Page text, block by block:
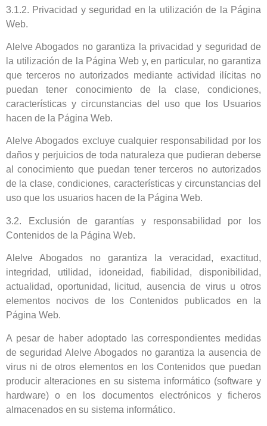
3.1.2. Privacidad y seguridad en la utilización de la Página
Web.
Alelve Abogados no garantiza la privacidad y seguridad de
la utilización de la Página Web y, en particular, no garantiza
que terceros no autorizados mediante actividad ilícitas no
puedan tener conocimiento de la clase, condiciones,
características y circunstancias del uso que los Usuarios
hacen de la Página Web.
Alelve Abogados excluye cualquier responsabilidad por los
daños y perjuicios de toda naturaleza que pudieran deberse
al conocimiento que puedan tener terceros no autorizados
de la clase, condiciones, características y circunstancias del
uso que los usuarios hacen de la Página Web.
3.2. Exclusión de garantías y responsabilidad por los
Contenidos de la Página Web.
Alelve Abogados no garantiza la veracidad, exactitud,
integridad, utilidad, idoneidad, fiabilidad, disponibilidad,
actualidad, oportunidad, licitud, ausencia de virus u otros
elementos nocivos de los Contenidos publicados en la
Página Web.
A pesar de haber adoptado las correspondientes medidas
de seguridad Alelve Abogados no garantiza la ausencia de
virus ni de otros elementos en los Contenidos que puedan
producir alteraciones en su sistema informático (software y
hardware) o en los documentos electrónicos y ficheros
almacenados en su sistema informático.